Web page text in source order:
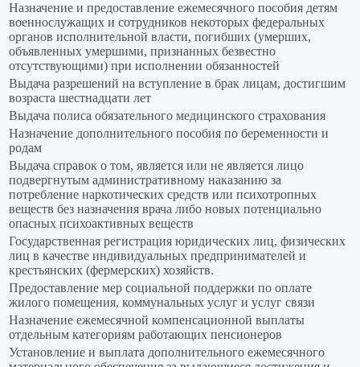
Назначение и предоставление ежемесячного пособия детям
военнослужащих и сотрудников некоторых федеральных
органов исполнительной власти, погибших (умерших,
объявленных умершими, признанных безвестно
отсутствующими) при исполнении обязанностей
Выдача разрешений на вступление в брак лицам, достигшим
возраста шестнадцати лет
Выдача полиса обязательного медицинского страхования
Назначение дополнительного пособия по беременности и
родам
Выдача справок о том, является или не является лицо
подвергнутым административному наказанию за
потребление наркотических средств или психотропных
веществ без назначения врача либо новых потенциально
опасных психоактивных веществ
Государственная регистрация юридических лиц, физических
лиц в качестве индивидуальных предпринимателей и
крестьянских (фермерских) хозяйств.
Предоставление мер социальной поддержки по оплате
жилого помещения, коммунальных услуг и услуг связи
Назначение ежемесячной компенсационной выплаты
отдельным категориям работающих пенсионеров
Установление и выплата дополнительного ежемесячного